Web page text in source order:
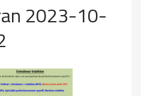
2023-10-